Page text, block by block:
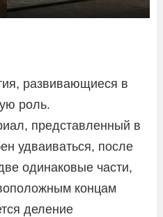
развивающиеся в
роль.
представленный в
удваиваться, после
одинаковые части,
концам
деление